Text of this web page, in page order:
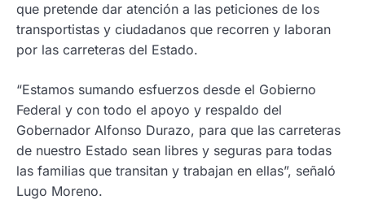
que pretende dar atención a las peticiones de los
transportistas y ciudadanos que recorren y laboran
por las carreteras del Estado.
“Estamos sumando esfuerzos desde el Gobierno
Federal y con todo el apoyo y respaldo del
Gobernador Alfonso Durazo, para que las carreteras
de nuestro Estado sean libres y seguras para todas
las familias que transitan y trabajan en ellas”, señaló
Lugo Moreno.